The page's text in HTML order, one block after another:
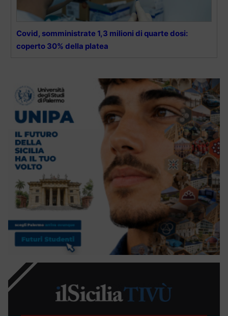
Covid, somministrate 1,3 milioni di quarte dosi:
coperto 30% della platea